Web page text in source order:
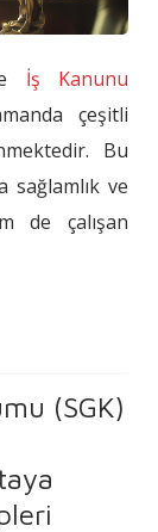
İş Kanunu
çeşitli
Bu
sağlamlık ve
de çalışan
(SGK)